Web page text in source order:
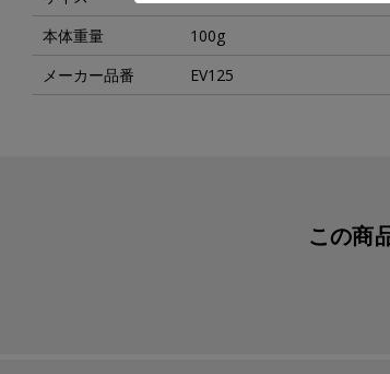
本体重量
100g
メーカー品番
EV125
この商